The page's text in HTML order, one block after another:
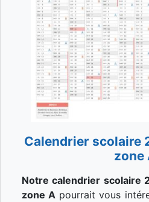
Calendrier scolaire
zone
Notre calendrier scolaire
zone A pourrait vous